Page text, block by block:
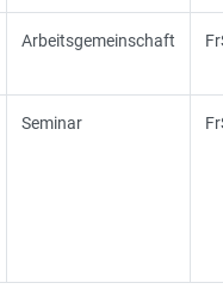
Arbeitsgemeinschaft
Seminar